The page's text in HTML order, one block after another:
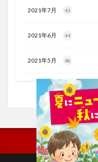
2021年7月 43
2021年6月 44
2021年5月 48